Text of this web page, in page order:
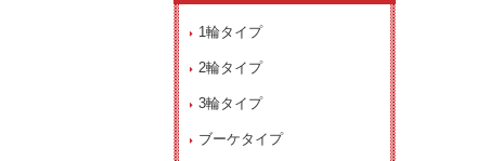
1輪タイプ
2輪タイプ
3輪タイプ
ブーケタイプ